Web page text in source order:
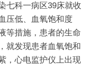
七科一病区39床就收
压低、血氧饱和度
等措施，患者的生命
就发现患者血氧饱和
，心电监护仪上出现